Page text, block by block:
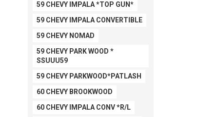
59 CHEVY IMPALA *TOP GUN*
59 CHEVY IMPALA CONVERTIBLE
59 CHEVY NOMAD
59 CHEVY PARK WOOD *
SSUUU59
59 CHEVY PARKWOOD*PATLASH
60 CHEVY BROOKWOOD
60 CHEVY IMPALA CONV *R/L